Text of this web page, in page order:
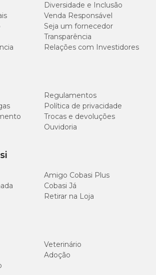
Diversidade e Inclusão
Venda Responsável
Seja um fornecedor
Transparência
Relações com Investidores
Regulamentos
Política de privacidade
Trocas e devoluções
Ouvidoria
Amigo Cobasi Plus
Cobasi Já
Retirar na Loja
Veterinário
Adoção